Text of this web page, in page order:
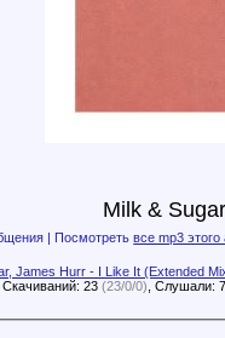
Milk &
Файлы с этого сообщения | Посмотретьвсе mp3 этого
James Hurr - I Like It (Extended
23(23/0/0)